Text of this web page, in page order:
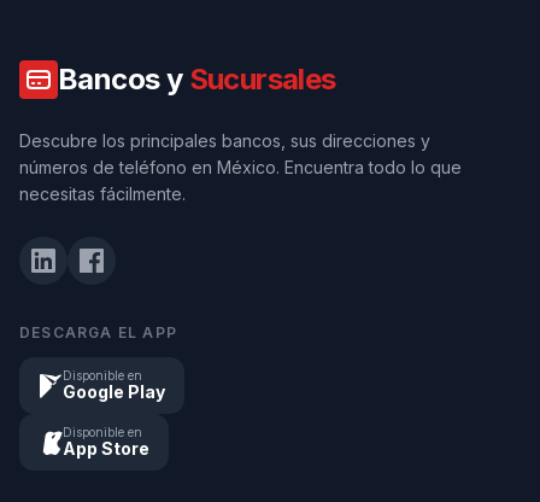
Bancos y Sucursales
Descubre los principales bancos, sus direcciones y
números de teléfono en México. Encuentra todo lo que
necesitas fácilmente.
DESCARGA EL APP
Disponible en
Google Play
Disponible en
App Store